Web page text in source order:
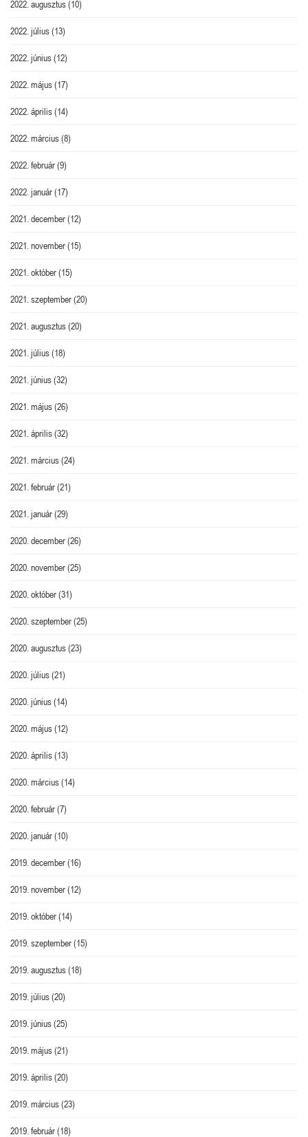
2022. augusztus(10)
2022. július(13)
2022. június(12)
2022. május(17)
2022. április(14)
2022. március(8)
2022. február(9)
2022. január(17)
2021. december(12)
2021. november(15)
2021. október(15)
2021. szeptember(20)
2021. augusztus(20)
2021. július(18)
2021. június(32)
2021. május(26)
2021. április(32)
2021. március(24)
2021. február(21)
2021. január(29)
2020. december(26)
2020. november(25)
2020. október(31)
2020. szeptember(25)
2020. augusztus(23)
2020. július(21)
2020. június(14)
2020. május(12)
2020. április(13)
2020. március(14)
2020. február(7)
2020. január(10)
2019. december(16)
2019. november(12)
2019. október(14)
2019. szeptember(15)
2019. augusztus(18)
2019. július(20)
2019. június(25)
2019. május(21)
2019. április(20)
2019. március(23)
2019. február(18)